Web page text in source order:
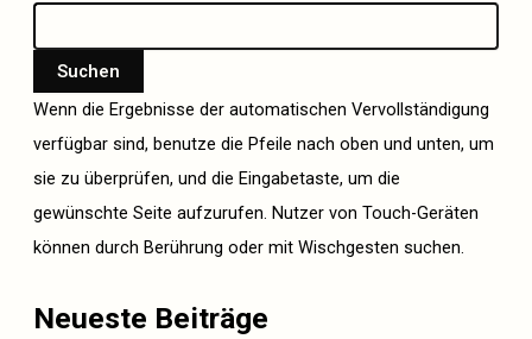
Suchen
Wenn die Ergebnisse der automatischen Vervollständigung
verfügbar sind, benutze die Pfeile nach oben und unten, um
sie zu überprüfen, und die Eingabetaste, um die
gewünschte Seite aufzurufen. Nutzer von Touch-Geräten
können durch Berührung oder mit Wischgesten suchen.
Neueste Beiträge